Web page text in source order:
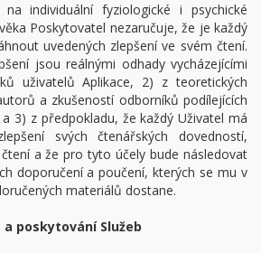
individuální fyziologické i psychické
Poskytovatel nezaručuje, že je každý
uvedených zlepšení ve svém čtení.
jsou reálnými odhady vycházejícími
uživatelů Aplikace, 2) z teoretických
a zkušeností odborníků podílejících
3) z předpokladu, že každý Uživatel má
svých čtenářských dovedností,
a že pro tyto účely bude následovat
doporučení a poučení, kterých se mu v
materiálů dostane.
a poskytování Služeb